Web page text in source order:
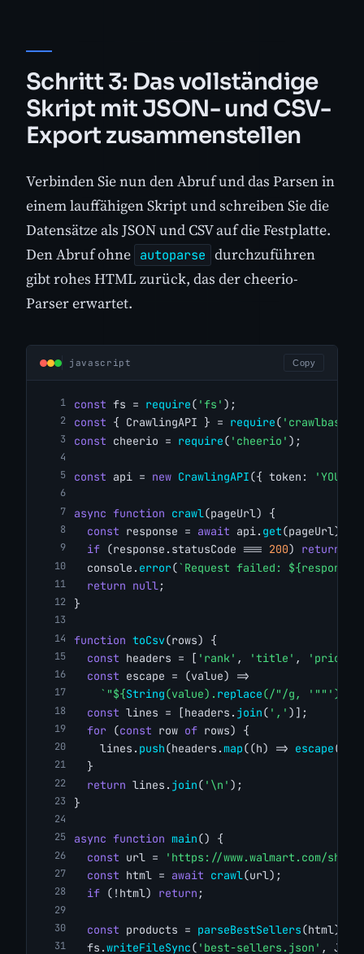
Schritt 3: Das vollständige
Skript mit JSON- und CSV-
Export zusammenstellen
Verbinden Sie nun den Abruf und das Parsen in
einem lauffähigen Skript und schreiben Sie die
Datensätze als JSON und CSV auf die Festplatte.
Den Abruf ohne autoparse durchzuführen
gibt rohes HTML zurück, das der cheerio-
Parser erwartet.
javascript Copy
const fs = require( 'fs' );
const { CrawlingAPI } = require( 'crawlbase'
const cheerio = require( 'cheerio' );
const api = new CrawlingAPI({ token:
async function crawl(pageUrl) {
const response = await api. get(pageUrl);
if (response.statusCode === 200) return
  console.
error(`Request failed:
return null;
}
function toCsv(rows) {
const headers = [ 'rank' , 'title' , 'price'
const escape = (value) =>
`"${String(value). replace(/"/g, '""' )}"`
const lines = [headers. join( ',' )];
for (const row of rows) {
    lines.
push(headers.map((h) => escape
  }
return lines. join( '\n' );
}
async function main() {
const url =
'https://www.walmart.com/
const html = await crawl(url);
if (!html) return ;
const products = parseBestSellers(html);
  fs.
writeFileSync( 'best-sellers.json' ,